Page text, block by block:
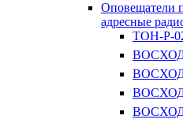
Оповещатели
адресные
ТОН-Р-